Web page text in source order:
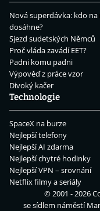
Nová superdávka: kdo na
dosáhne?
Sjezd sudetských Němců
Proč vláda zavádí EET?
Padni komu padni
Výpověď z práce vzor
Divoký kačer
Technologie
SpaceX na burze
Nejlepší telefony
Nejlepší AI zdarma
Nejlepší chytré hodinky
Nejlepší VPN – srovnání
Netflix filmy a seriály
© 2001 - 2026
se sídlem náměstí